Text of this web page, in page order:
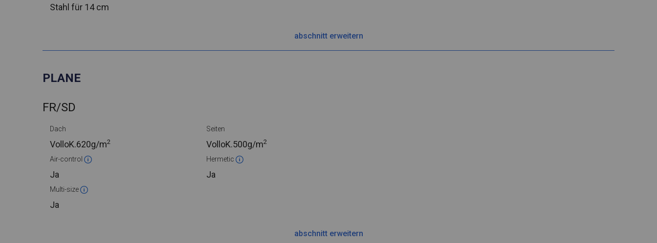
Stahl für 14 cm
abschnitt erweitern
PLANE
FR/SD
Dach
VolloK.620g/m2
Seiten
VolloK.500g/m2
Air-control
Ja
Hermetic
Ja
Multi-size
Ja
abschnitt erweitern